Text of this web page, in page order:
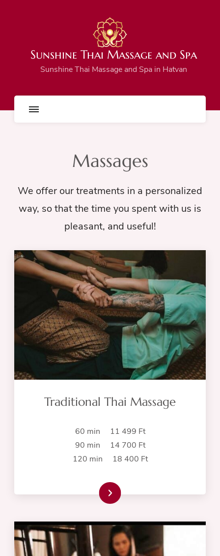
Sunshine Thai Massage and Spa
Sunshine Thai Massage and Spa in Hatvan
Massages
We offer our treatments in a personalized
way, so that the time you spent with us is
pleasant, and useful!
Traditional Thai Massage
60 min 11 499 Ft
90 min 14 700 Ft
120 min 18 400 Ft
Read more